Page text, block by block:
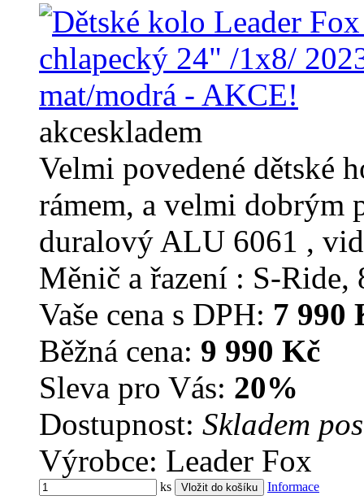
akceskladem
Velmi povedené dětské
rámem, a velmi dobrým
duralový ALU 6061 ,
Měnič a řazení : S-Ride,
Vaše cena s DPH: 7 990
Běžná cena: 9 990 Kč
Sleva pro Vás: 20%
Dostupnost: Skladem
Výrobce: Leader Fox
ks Informace